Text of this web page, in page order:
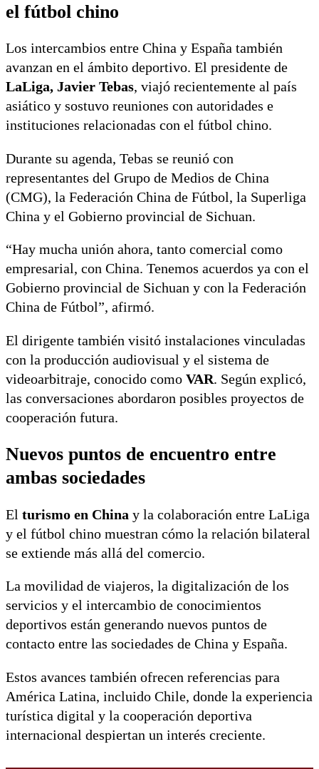
el fútbol chino
Los intercambios entre China y España también
avanzan en el ámbito deportivo. El presidente de
LaLiga, Javier Tebas, viajó recientemente al país
asiático y sostuvo reuniones con autoridades e
instituciones relacionadas con el fútbol chino.
Durante su agenda, Tebas se reunió con
representantes del Grupo de Medios de China
(CMG), la Federación China de Fútbol, la Superliga
China y el Gobierno provincial de Sichuan.
“Hay mucha unión ahora, tanto comercial como
empresarial, con China. Tenemos acuerdos ya con el
Gobierno provincial de Sichuan y con la Federación
China de Fútbol”, afirmó.
El dirigente también visitó instalaciones vinculadas
con la producción audiovisual y el sistema de
videoarbitraje, conocido como VAR. Según explicó,
las conversaciones abordaron posibles proyectos de
cooperación futura.
Nuevos puntos de encuentro entre
ambas sociedades
El turismo en China y la colaboración entre LaLiga
y el fútbol chino muestran cómo la relación bilateral
se extiende más allá del comercio.
La movilidad de viajeros, la digitalización de los
servicios y el intercambio de conocimientos
deportivos están generando nuevos puntos de
contacto entre las sociedades de China y España.
Estos avances también ofrecen referencias para
América Latina, incluido Chile, donde la experiencia
turística digital y la cooperación deportiva
internacional despiertan un interés creciente.